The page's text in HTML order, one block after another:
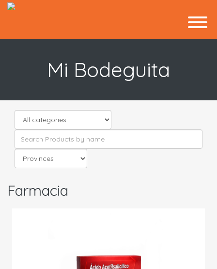
Mi Bodeguita
Farmacia